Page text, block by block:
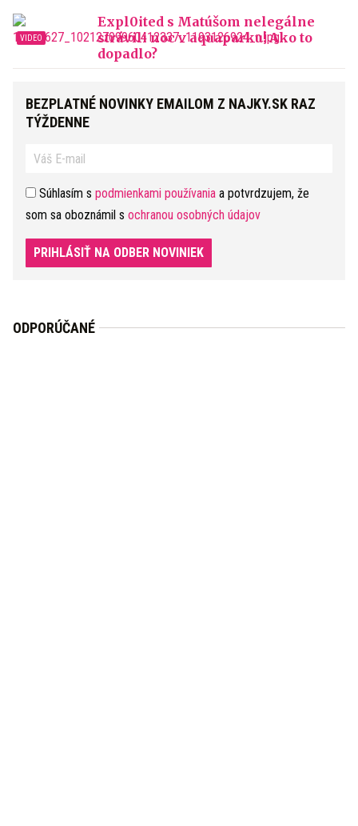
Expl0ited s Matúšom nelegálne
strávili noc v aquaparku! Ako to
dopadlo?
BEZPLATNÉ NOVINKY EMAILOM Z NAJKY.SK RAZ
TÝŽDENNE
Súhlasím s podmienkami používania a potvrdzujem, že
som sa oboznámil s ochranou osobných údajov
PRIHLÁSIŤ NA ODBER NOVINIEK
ODPORÚČANÉ